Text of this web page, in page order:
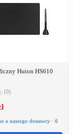
Huion HS610
(0)
u naszego dostawcy · 6